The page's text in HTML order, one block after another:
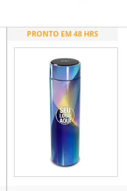
PRONTO EM 48 HRS